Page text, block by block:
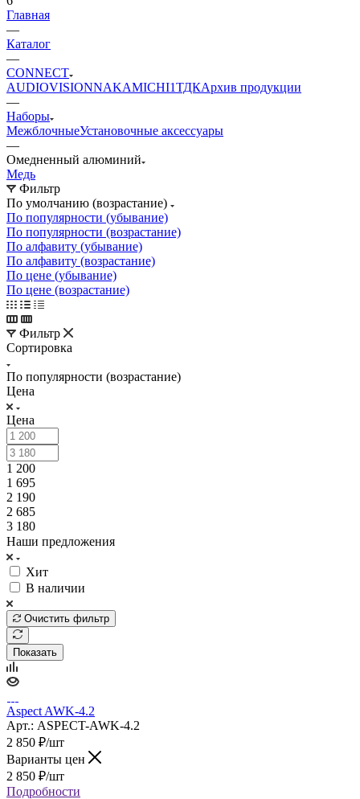
Главная
—
Каталог
—
CONNECT
AUDIOVISIONNAKAMICHI1ТДКАрхив продукции
—
Наборы
МежблочныеУстановочные аксессуары
—
Омедненный алюминий
Медь
Фильтр
По умолчанию (возрастание)
По популярности (убывание)
По популярности (возрастание)
По алфавиту (убывание)
По алфавиту (возрастание)
По цене (убывание)
По цене (возрастание)
Фильтр
Сортировка
По популярности (возрастание)
Цена
Цена
1 200
1 695
2 190
2 685
3 180
Наши предложения
Хит
В наличии
Очистить фильтр
Показать
Aspect AWK-4.2
Арт.: ASPECT-AWK-4.2
2 850 ₽/шт
Варианты цен
2 850 ₽/шт
Подробности